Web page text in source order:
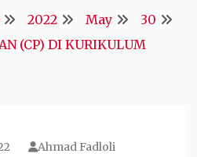
2022 May
30
(CP) DI KURIKULUM
Ahmad Fadloli